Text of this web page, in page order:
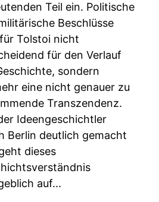
Teil ein. Politische
Beschlüsse
Tolstoi nicht
für den Verlauf
sondern
eine nicht genauer zu
Transzendenz.
Ideengeschichtler
Berlin deutlich gemacht
dieses
auf...